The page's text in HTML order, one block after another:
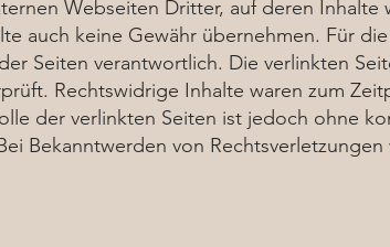
Webseiten Dritter, auf deren Inhalte
auch keine Gewähr übernehmen. Für
Seiten verantwortlich. Die verlinkten
Rechtswidrige Inhalte waren zum
der verlinkten Seiten ist jedoch ohne
Bekanntwerden von